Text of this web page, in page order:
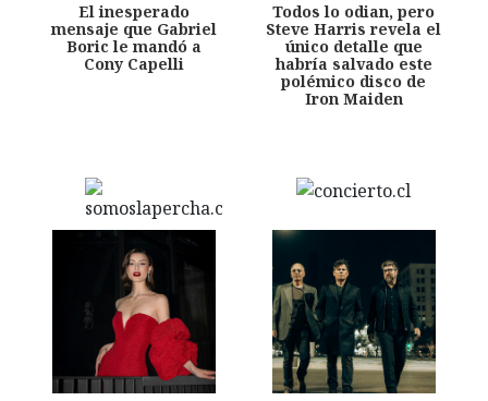
El inesperado
mensaje que Gabriel
Boric le mandó a
Cony Capelli
Todos lo odian, pero
Steve Harris revela el
único detalle que
habría salvado este
polémico disco de
Iron Maiden